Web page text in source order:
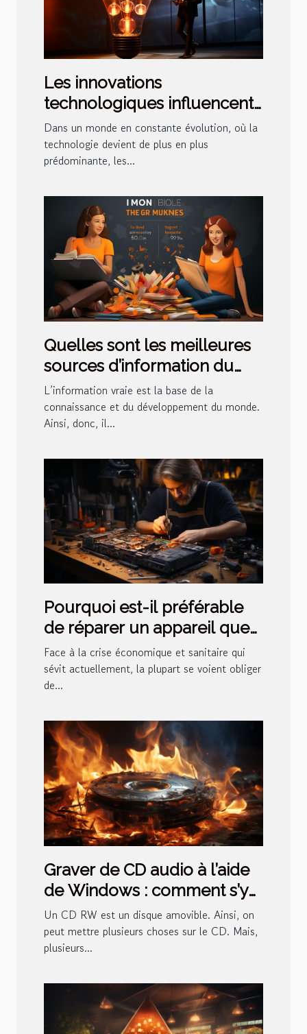
Les innovations
technologiques influencent-
elles les tarifs bancaires ?
Dans un monde en constante évolution, où la
technologie devient de plus en plus
prédominante, les...
Quelles sont les meilleures
sources d’information du
moment ?
L’information vraie est la base de la
connaissance et du développement du monde.
Ainsi, donc, il...
Pourquoi est-il préférable
de réparer un appareil que
d'acheter un nouvel ?
Face à la crise économique et sanitaire qui
sévit actuellement, la plupart se voient obliger
de...
Graver de CD audio à l’aide
de Windows : comment s’y
prendre ?
Un CD RW est un disque amovible. Ainsi, on
peut mettre plusieurs choses sur le CD. Mais,
plusieurs...